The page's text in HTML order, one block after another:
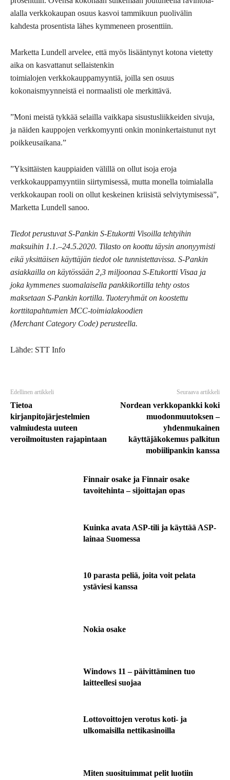
alalla verkkokaupan osuus kasvoi tammikuun puolivälin
kahdesta prosentista lähes kymmeneen prosenttiin.
Marketta Lundell arvelee, että myös lisääntynyt kotona vietetty
aika on kasvattanut sellaistenkin
toimialojen verkkokauppamyyntiä, joilla sen osuus
kokonaismyynneistä ei normaalisti ole merkittävä.
”Moni meistä tykkää selailla vaikkapa sisustusliikkeiden sivuja,
ja näiden kauppojen verkkomyynti onkin moninkertaistunut nyt
poikkeusaikana.”
”Yksittäisten kauppiaiden välillä on ollut isoja eroja
verkkokauppamyyntiin siirtymisessä, mutta monella toimialalla
verkkokaupan rooli on ollut keskeinen kriisistä selviytymisessä”,
Marketta Lundell sanoo.
Tiedot perustuvat S-Pankin S-Etukortti Visoilla tehtyihin
maksuihin 1.1.–24.5.2020. Tilasto on koottu täysin anonyymisti
eikä yksittäisen käyttäjän tiedot ole tunnistettavissa. S-Pankin
asiakkailla on käytössään 2,3 miljoonaa S-Etukortti Visaa ja
joka kymmenes suomalaisella pankkikortilla tehty ostos
maksetaan S-Pankin kortilla. Tuoteryhmät on koostettu
korttitapahtumien MCC-toimialakoodien
(Merchant Category Code) perusteella.
Lähde: STT Info
Edellinen artikkeli
​Tietoa
kirjanpitojärjestelmien
valmiudesta uuteen
veroilmoitusten rajapintaan
Seuraava artikkeli
Nordean verkkopankki koki
muodonmuutoksen –
yhdenmukainen
käyttäjäkokemus palkitun
mobiilipankin kanssa
Finnair osake ja Finnair osake
tavoitehinta – sijoittajan opas
Kuinka avata ASP-tili ja käyttää ASP-
lainaa Suomessa
10 parasta peliä, joita voit pelata
ystäviesi kanssa
Nokia osake
Windows 11 – päivittäminen tuo
laitteellesi suojaa
Lottovoittojen verotus koti- ja
ulkomaisilla nettikasinoilla
Miten suosituimmat pelit luotiin